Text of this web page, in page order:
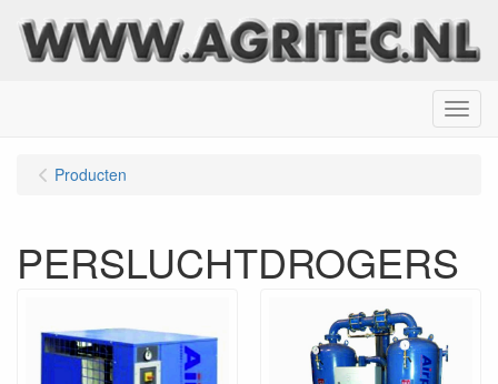
Menu
Producten
PERSLUCHTDROGERS